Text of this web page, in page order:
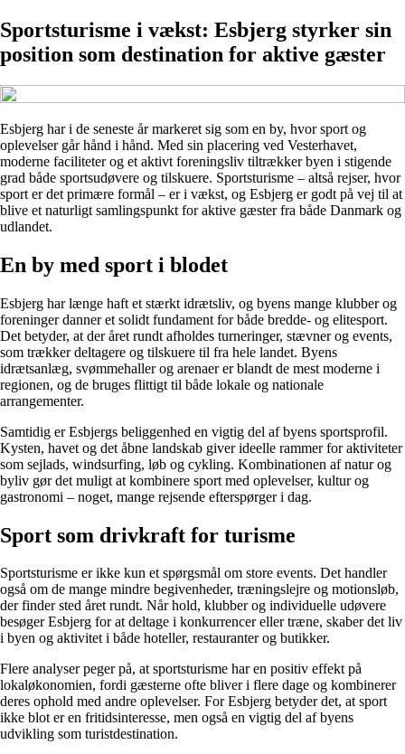
Sportsturisme i vækst: Esbjerg styrker sin
position som destination for aktive gæster
Esbjerg har i de seneste år markeret sig som en by, hvor sport og
oplevelser går hånd i hånd. Med sin placering ved Vesterhavet,
moderne faciliteter og et aktivt foreningsliv tiltrækker byen i stigende
grad både sportsudøvere og tilskuere. Sportsturisme – altså rejser, hvor
sport er det primære formål – er i vækst, og Esbjerg er godt på vej til at
blive et naturligt samlingspunkt for aktive gæster fra både Danmark og
udlandet.
En by med sport i blodet
Esbjerg har længe haft et stærkt idrætsliv, og byens mange klubber og
foreninger danner et solidt fundament for både bredde- og elitesport.
Det betyder, at der året rundt afholdes turneringer, stævner og events,
som trækker deltagere og tilskuere til fra hele landet. Byens
idrætsanlæg, svømmehaller og arenaer er blandt de mest moderne i
regionen, og de bruges flittigt til både lokale og nationale
arrangementer.
Samtidig er Esbjergs beliggenhed en vigtig del af byens sportsprofil.
Kysten, havet og det åbne landskab giver ideelle rammer for aktiviteter
som sejlads, windsurfing, løb og cykling. Kombinationen af natur og
byliv gør det muligt at kombinere sport med oplevelser, kultur og
gastronomi – noget, mange rejsende efterspørger i dag.
Sport som drivkraft for turisme
Sportsturisme er ikke kun et spørgsmål om store events. Det handler
også om de mange mindre begivenheder, træningslejre og motionsløb,
der finder sted året rundt. Når hold, klubber og individuelle udøvere
besøger Esbjerg for at deltage i konkurrencer eller træne, skaber det liv
i byen og aktivitet i både hoteller, restauranter og butikker.
Flere analyser peger på, at sportsturisme har en positiv effekt på
lokaløkonomien, fordi gæsterne ofte bliver i flere dage og kombinerer
deres ophold med andre oplevelser. For Esbjerg betyder det, at sport
ikke blot er en fritidsinteresse, men også en vigtig del af byens
udvikling som turistdestination.